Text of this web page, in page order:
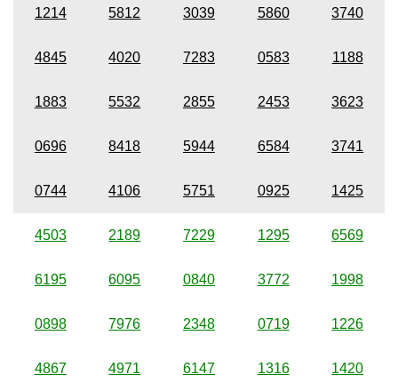
1214 5812 3039 5860 3740
4845 4020 7283 0583 1188
1883 5532 2855 2453 3623
0696 8418 5944 6584 3741
0744 4106 5751 0925 1425
4503 2189 7229 1295 6569
6195 6095 0840 3772 1998
0898 7976 2348 0719 1226
4867 4971 6147 1316 1420